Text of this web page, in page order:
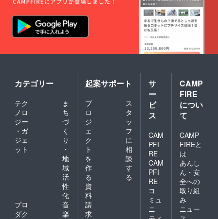
お届け
予定が6
月から
10月に
せてい
ただき
まし
月5日付
け）
カテゴリー
テク
ノロ
ジー
・ガ
ジェ
ット
ま
ち
づ
く
り
・
地
域
活
性
化
プロ
ダク
音
楽
起案サポート
プ
ロ
ジ
ェ
ク
ト
を
作
る
ス
タ
ッ
フ
に
相
談
す
る
資
料
請
求
サ
ー
ビ
ス
CAM
PFI
RE
CAM
PFI
RE
コ
ミュ
ニ
CAMP
FIRE
につい
て
CAMP
FIREと
は
あんし
ん・安
全への
取り組
み
ニュー